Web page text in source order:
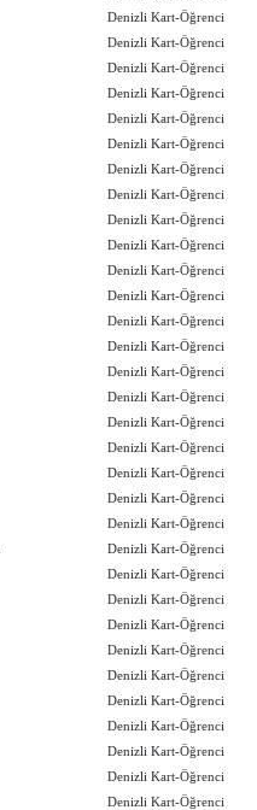
Denizli Kart-Öğrenci
Denizli Kart-Öğrenci
Denizli Kart-Öğrenci
Denizli Kart-Öğrenci
Denizli Kart-Öğrenci
Denizli Kart-Öğrenci
Denizli Kart-Öğrenci
Denizli Kart-Öğrenci
Denizli Kart-Öğrenci
Denizli Kart-Öğrenci
Denizli Kart-Öğrenci
Denizli Kart-Öğrenci
Denizli Kart-Öğrenci
Denizli Kart-Öğrenci
Denizli Kart-Öğrenci
Denizli Kart-Öğrenci
Denizli Kart-Öğrenci
Denizli Kart-Öğrenci
Denizli Kart-Öğrenci
Denizli Kart-Öğrenci
Denizli Kart-Öğrenci
Denizli Kart-Öğrenci
Denizli Kart-Öğrenci
Denizli Kart-Öğrenci
Denizli Kart-Öğrenci
Denizli Kart-Öğrenci
Denizli Kart-Öğrenci
Denizli Kart-Öğrenci
Denizli Kart-Öğrenci
Denizli Kart-Öğrenci
Denizli Kart-Öğrenci
Denizli Kart-Öğrenci